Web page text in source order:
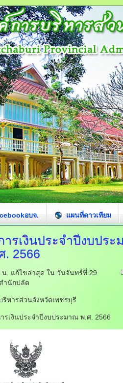
อบจ. แผนที่ดาวเทียม
ารเงินประจำปีงบปร
. 2566
. แก้ไขล่าสุด ใน วันจันทร์ที่ 29
ำนักปลัด
ริหารส่วนจังหวัดเพชรบุรี
รเงินประจำปีงบประมาณ พ.ศ. 2566